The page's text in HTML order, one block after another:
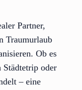
Partner,
Traumurlaub
Ob es
Städtetrip oder
– eine